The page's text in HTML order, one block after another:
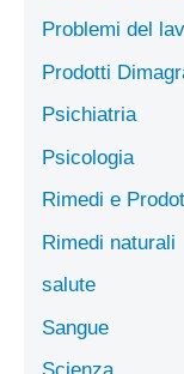
Problemi del
Prodotti
Psichiatria
Psicologia
Rimedi e
Rimedi naturali
salute
Sangue